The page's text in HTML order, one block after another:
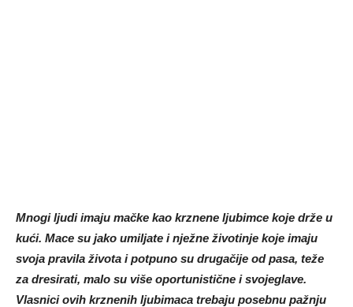
Mnogi ljudi imaju mačke kao krznene ljubimce koje drže u
kući. Mace su jako umiljate i nježne životinje koje imaju
svoja pravila života i potpuno su drugačije od pasa, teže
za dresirati, malo su više oportunistične i svojeglave.
Vlasnici ovih krznenih ljubimaca trebaju posebnu pažnju